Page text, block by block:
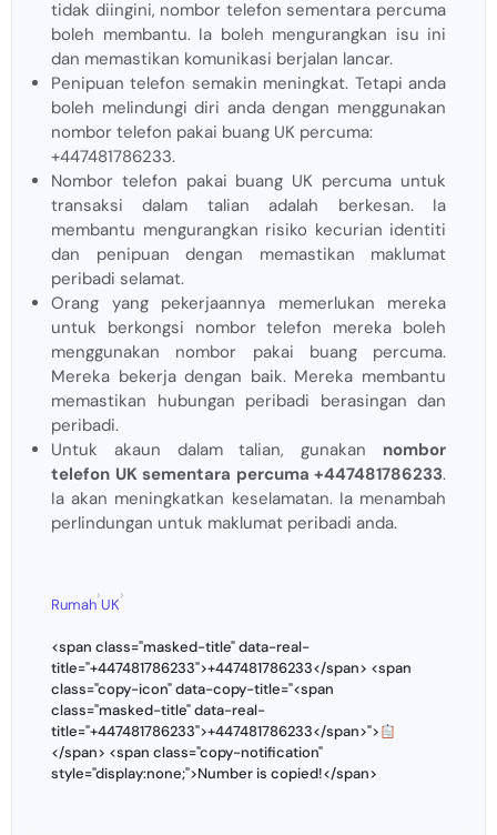
tidak diingini, nombor telefon sementara percuma
boleh membantu. Ia boleh mengurangkan isu ini
dan memastikan komunikasi berjalan lancar.
Penipuan telefon semakin meningkat. Tetapi anda
boleh melindungi diri anda dengan menggunakan
nombor telefon pakai buang UK percuma:
+447481786233.
Nombor telefon pakai buang UK percuma untuk
transaksi dalam talian adalah berkesan. Ia
membantu mengurangkan risiko kecurian identiti
dan penipuan dengan memastikan maklumat
peribadi selamat.
Orang yang pekerjaannya memerlukan mereka
untuk berkongsi nombor telefon mereka boleh
menggunakan nombor pakai buang percuma.
Mereka bekerja dengan baik. Mereka membantu
memastikan hubungan peribadi berasingan dan
peribadi.
Untuk akaun dalam talian, gunakan nombor
telefon UK sementara percuma +447481786233.
Ia akan meningkatkan keselamatan. Ia menambah
perlindungan untuk maklumat peribadi anda.
Rumah
›
UK
›
<span class="masked-title" data-real-
title="+447481786233">+447481786233</span> <span
class="copy-icon" data-copy-title="<span
class="masked-title" data-real-
title="+447481786233">+447481786233</span>">
</span> <span class="copy-notification"
style="display:none;">Number is copied!</span>